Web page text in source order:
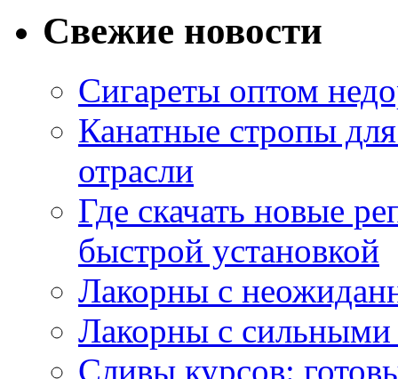
Свежие новости
Сигареты оптом
Канатные стропы
отрасли
Где скачать новые
быстрой установкой
Лакорны с
Лакорны с сильными
Сливы курсов: